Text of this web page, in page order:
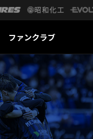
ファンクラブ